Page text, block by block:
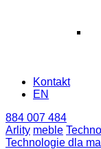
Kontakt
EN
884 007 484
Arlity meble
Technologie dla